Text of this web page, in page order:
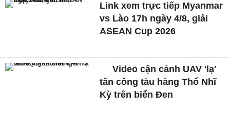
Link xem trực tiếp Myanmar
vs Lào 17h ngày 4/8, giải
ASEAN Cup 2026
Video cận cảnh UAV 'lạ'
tấn công tàu hàng Thổ Nhĩ
Kỳ trên biển Đen